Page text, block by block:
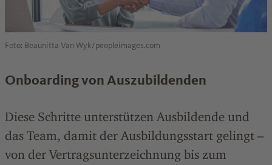
Foto: Beaunitta Van Wyk/peopleimages.com
Onboarding von Auszubildenden
Diese Schritte unterstützen Ausbildende und
das Team, damit der Ausbildungsstart gelingt –
von der Vertragsunterzeichnung bis zum